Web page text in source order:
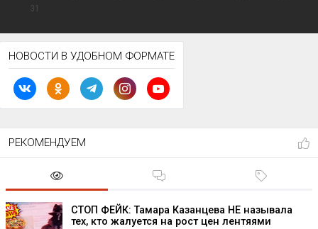
31
НОВОСТИ В УДОБНОМ ФОРМАТЕ
РЕКОМЕНДУЕМ
СТОП ФЕЙК: Тамара Казанцева НЕ называла
тех, кто жалуется на рост цен лентяями